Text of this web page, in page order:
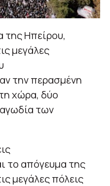
της Ηπείρου,
μεγάλες
την περασμένη
χώρα, δύο
των
το απόγευμα της
μεγάλες πόλεις